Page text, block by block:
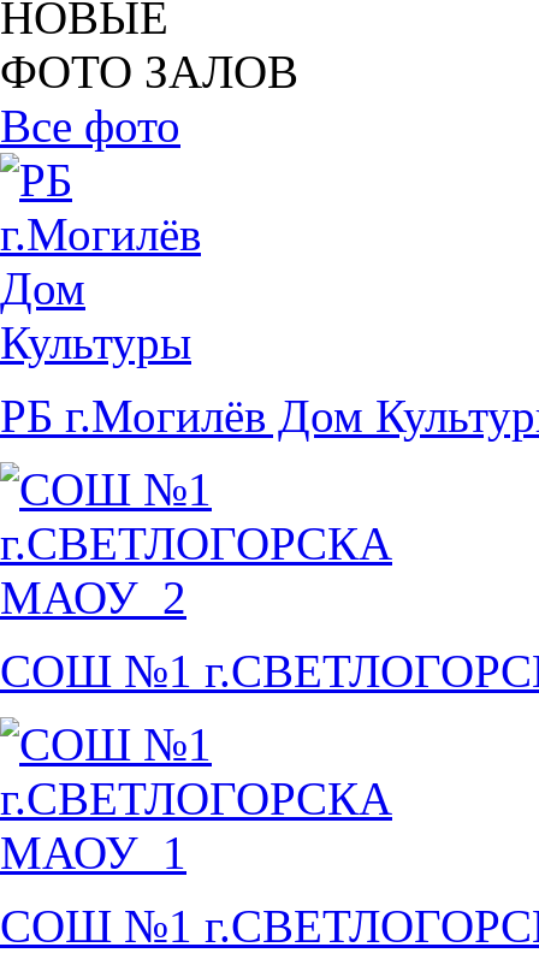
НОВЫЕ
ФОТО ЗАЛОВ
Все фото
РБ г.Могилёв Дом
СОШ №1
СОШ №1